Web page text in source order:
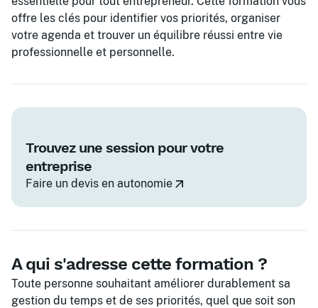
offre les clés pour identifier vos priorités, organiser
votre agenda et trouver un équilibre réussi entre vie
professionnelle et personnelle.
Trouvez une session pour votre
entreprise
Faire un devis en autonomie
A qui s'adresse cette formation ?
Toute personne souhaitant améliorer durablement sa
gestion du temps et de ses priorités, quel que soit son